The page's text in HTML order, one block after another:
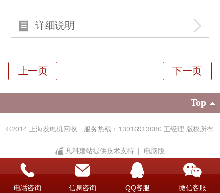
详细说明
Top
©2014 上海发电机回收 服务热线：13916913086 王经理 版权所有
凡科建站提供技术支持 | 电脑版
电话咨询 信息咨询 QQ客服 微信客服